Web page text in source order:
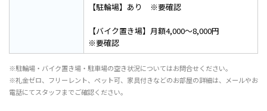
【駐輪場】あり ※要確認
【バイク置き場】月額4,000～8,000円
※要確認
※駐輪場・バイク置き場・駐車場の空き状況についてはお問合せください。
※礼金ゼロ、フリーレント、ペット可、家具付きなどのお部屋の詳細は、メールやお
電話にてスタッフまでご確認ください。